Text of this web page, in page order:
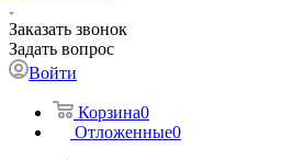
Заказать звонок
Задать вопрос
Войти
Корзина0
Отложенные0